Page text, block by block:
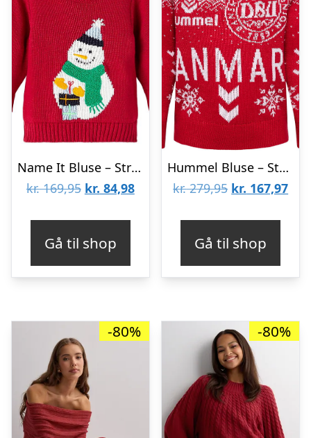
Name It Bluse – Strik – NbnRulle – Jester Red
kr.169,95 Den
var:
kr. 169,95.
kr. 84,98Den
kr. 84,98.
Gå til shop
Hummel Bluse – Strik – hmlDBU Fan XMAS – Tango Red
kr.279,95 Den
var:
kr. 279,95.
kr. 167,97Den
kr.
Gå til shop
-80% -80%